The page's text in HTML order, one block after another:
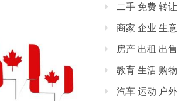
二手 免费 转让
商家 企业 生意
房产 出租 出售
教育 生活 购物
汽车 运动 户外